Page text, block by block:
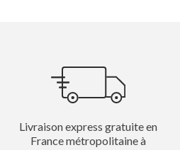
Livraison express gratuite en
France métropolitaine à